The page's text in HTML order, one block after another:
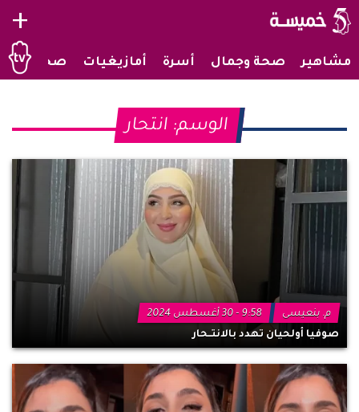
+
مشاهير صحة وجمال أسرة أمازيغيات صحراويات
الوسم:انتحار
م. بنعيسى
9:58 - 30 أغسطس 2024
صوفيا أولحيان تهدد بالانتــحار